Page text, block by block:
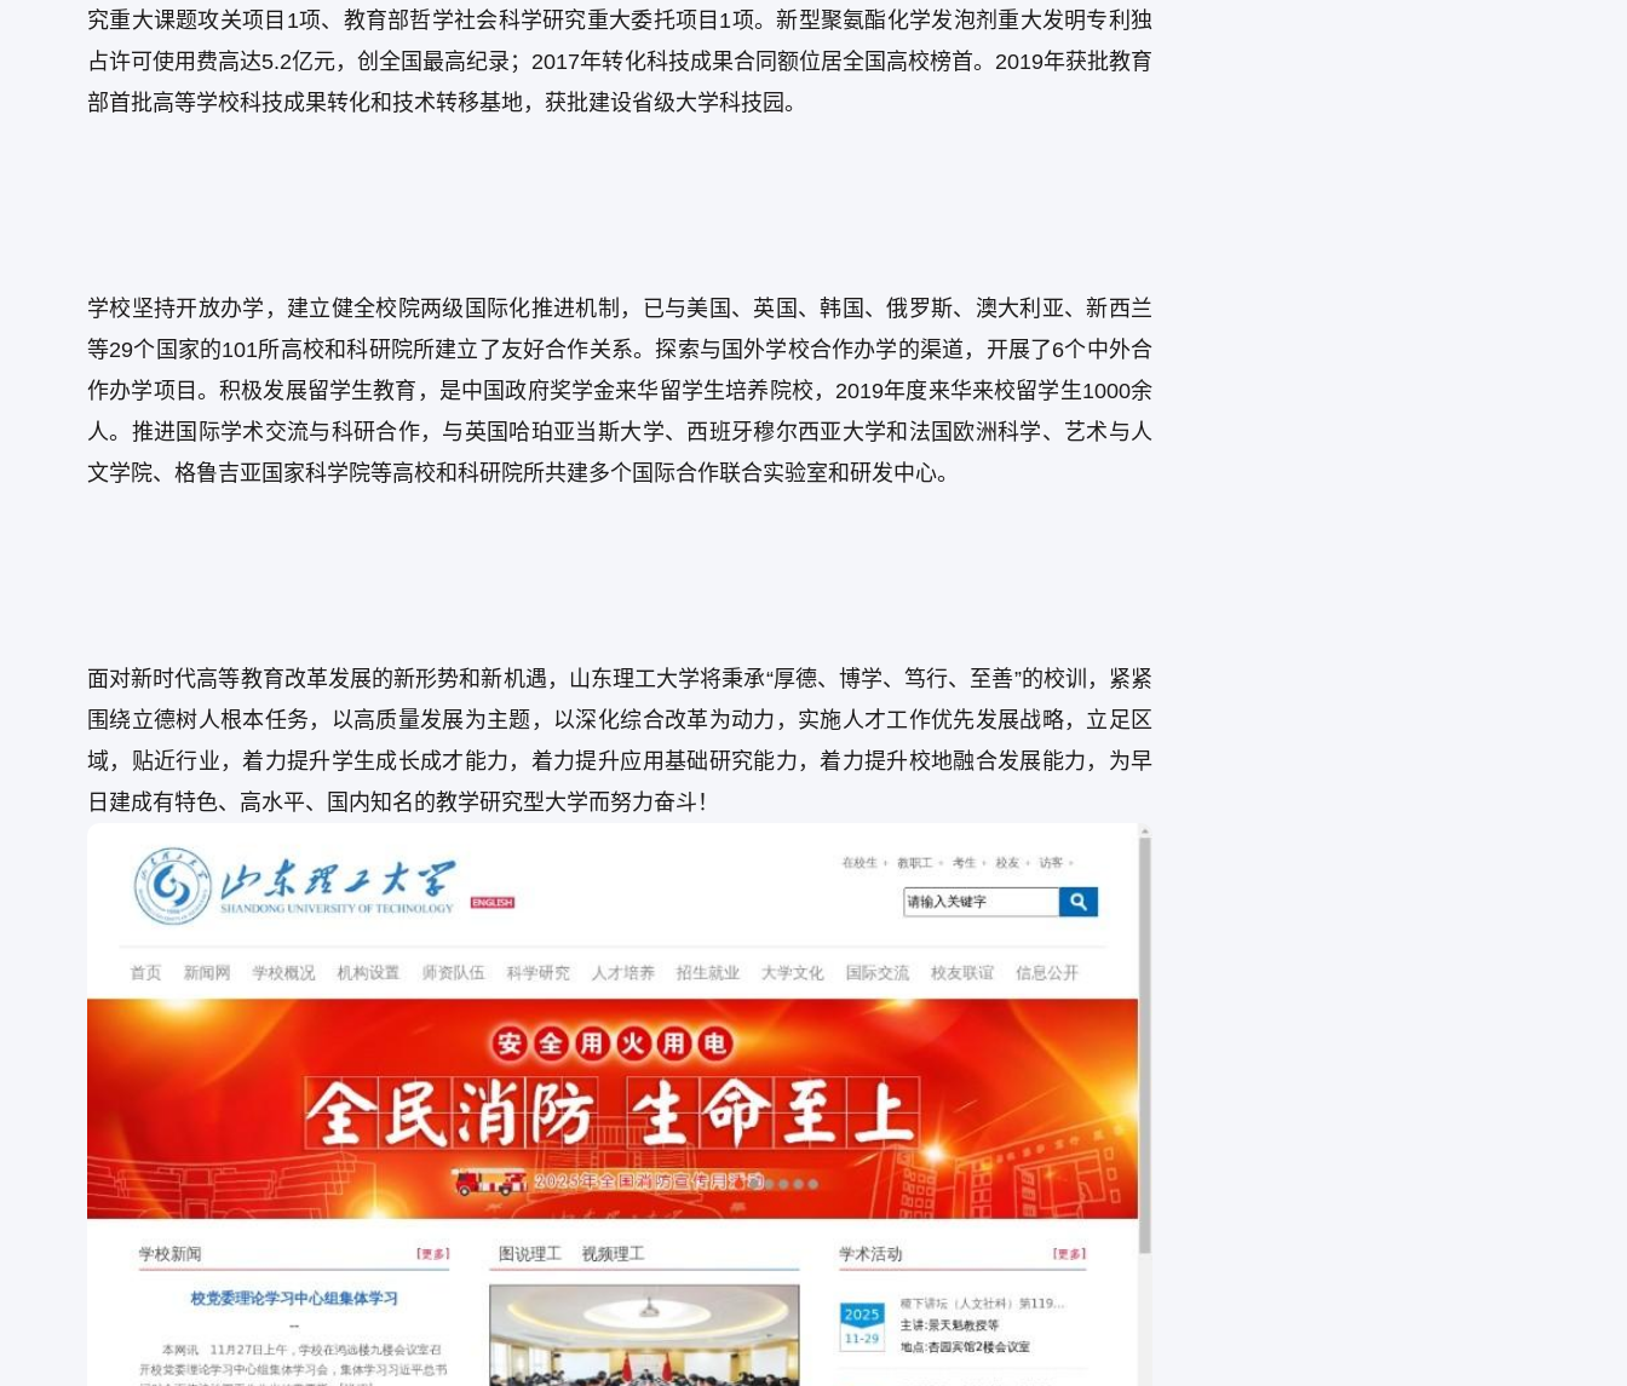
究重大课题攻关项目1项、教育部哲学社会科学研究重大委托项目1项。新型聚氨酯化学发泡剂重大发明专利独
占许可使用费高达5.2亿元，创全国最高纪录；2017年转化科技成果合同额位居全国高校榜首。2019年获批教育
部首批高等学校科技成果转化和技术转移基地，获批建设省级大学科技园。
学校坚持开放办学，建立健全校院两级国际化推进机制，已与美国、英国、韩国、俄罗斯、澳大利亚、新西兰
等29个国家的101所高校和科研院所建立了友好合作关系。探索与国外学校合作办学的渠道，开展了6个中外合
作办学项目。积极发展留学生教育，是中国政府奖学金来华留学生培养院校，2019年度来华来校留学生1000余
人。推进国际学术交流与科研合作，与英国哈珀亚当斯大学、西班牙穆尔西亚大学和法国欧洲科学、艺术与人
文学院、格鲁吉亚国家科学院等高校和科研院所共建多个国际合作联合实验室和研发中心。
面对新时代高等教育改革发展的新形势和新机遇，山东理工大学将秉承“厚德、博学、笃行、至善”的校训，紧紧
围绕立德树人根本任务，以高质量发展为主题，以深化综合改革为动力，实施人才工作优先发展战略，立足区
域，贴近行业，着力提升学生成长成才能力，着力提升应用基础研究能力，着力提升校地融合发展能力，为早
日建成有特色、高水平、国内知名的教学研究型大学而努力奋斗！